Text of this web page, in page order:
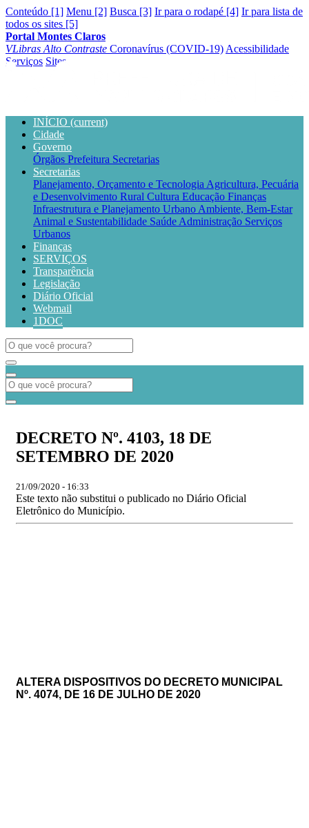
Conteúdo [1] Menu [2] Busca [3] Ir para o rodapé [4] Ir para lista de
todos os sites [5]
Portal Montes Claros
VLibras Alto Contraste Coronavírus (COVID-19) Acessibilidade
Serviços Sites
INÍCIO (current)
Cidade
Governo
Órgãos Prefeitura Secretarias
Secretarias
Planejamento, Orçamento e Tecnologia Agricultura, Pecuária
e Desenvolvimento Rural Cultura Educação Finanças
Infraestrutura e Planejamento Urbano Ambiente, Bem-Estar
Animal e Sustentabilidade Saúde Administração Serviços
Urbanos
Finanças
SERVIÇOS
Transparência
Legislação
Diário Oficial
Webmail
1DOC
DECRETO Nº. 4103, 18 DE
SETEMBRO DE 2020
21/09/2020 - 16:33
Este texto não substitui o publicado no Diário Oficial
Eletrônico do Município.
ALTERA DISPOSITIVOS DO DECRETO MUNICIPAL
Nº. 4074, DE 16 DE JULHO DE 2020